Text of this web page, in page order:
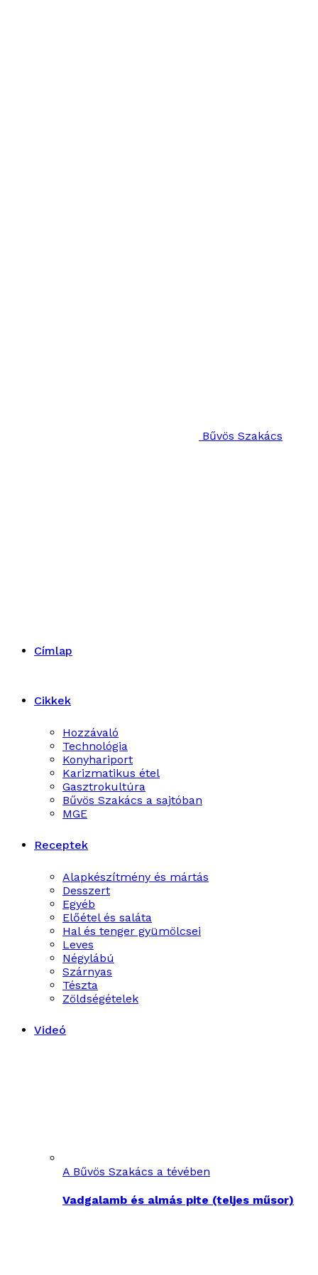
Bűvös Szakács
Címlap
Cikkek
Hozzávaló
Technológia
Konyhariport
Karizmatikus étel
Gasztrokultúra
Bűvös Szakács a sajtóban
MGE
Receptek
Alapkészítmény és mártás
Desszert
Egyéb
Előétel és saláta
Hal és tenger gyümölcsei
Leves
Négylábú
Szárnyas
Tészta
Zöldségételek
Videó
A Bűvös Szakács a tévében
Vadgalamb és almás pite (teljes műsor)